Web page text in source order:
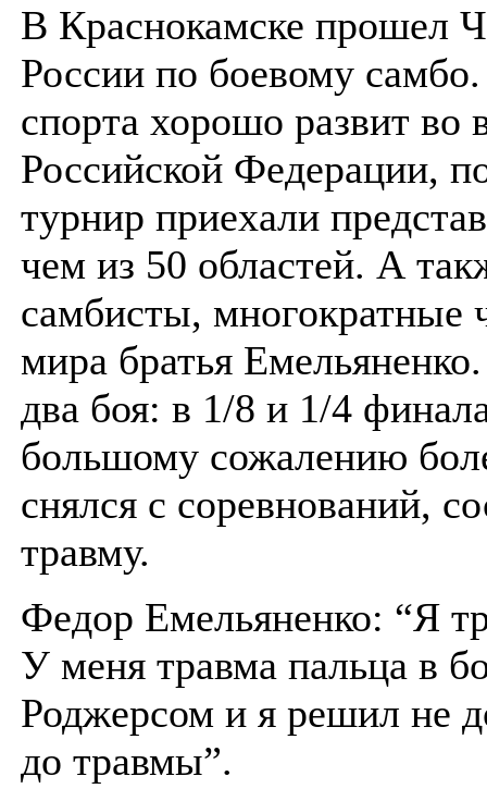
В Краснокамске прошел
России по боевому
спорта хорошо развит во
Российской Федерации,
турнир приехали
чем из 50 областей. А
самбисты, многократные
мира братья
два боя: в 1/8 и 1/4
большому сожалению
снялся с соревнований,
травму.
Федор Емельяненко: “Я
У меня травма пальца в
Роджерсом и я решил не
до травмы”.